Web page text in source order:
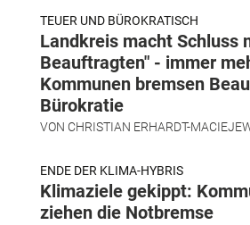
TEUER UND BÜROKRATISCH
Landkreis macht Schluss
Beauftragten" - immer
Kommunen bremsen
Bürokratie
VON CHRISTIAN ERHARDT-
ENDE DER KLIMA-HYBRIS
Klimaziele gekippt:
ziehen die Notbremse